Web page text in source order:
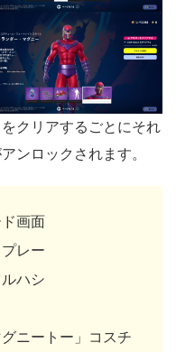
クリアするごとにそれ
ンロックされます。
ド画面
レー
ハシ
ニートー」コスチ